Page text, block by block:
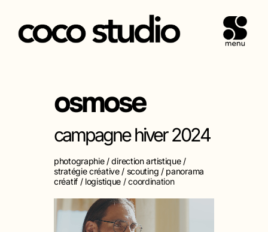
osmose
campagne hiver 2024
photographie / direction artistique /
stratégie créative / scouting / panorama
créatif / logistique / coordination